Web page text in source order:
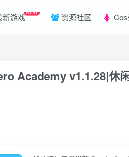
新游戏NEW 资源社区
Academy v1.1.28|休